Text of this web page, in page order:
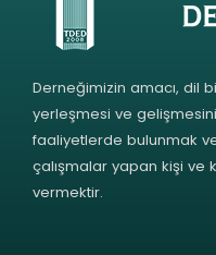
Derneğimizin amacı, dil
yerleşmesi ve
faaliyetlerde bulunmak
çalışmalar yapan kişi ve
vermektir.